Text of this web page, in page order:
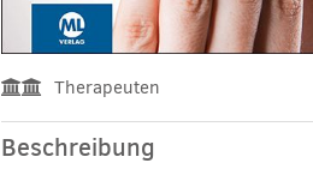
Therapeuten
Beschreibung